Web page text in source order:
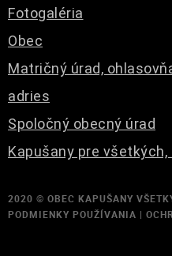
Fotogaléria
Obec
Matričný úrad,
adries
Spoločný obecný úrad
Kapušany pre všetkých,
2020 © OBEC KAPUŠANY
PODMIENKY POUŽÍVANIA |